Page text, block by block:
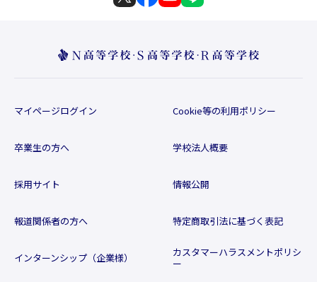
マイページログイン
卒業生の方へ
採用サイト
報道関係者の方へ
インターンシップ（企業様）
Cookie等の利用ポリシー
学校法人概要
情報公開
特定商取引法に基づく表記
カスタマーハラスメントポリシ
ー